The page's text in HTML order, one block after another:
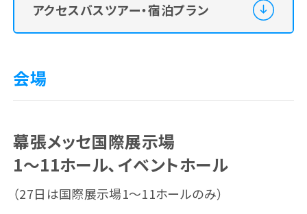
アクセスバスツアー・宿泊プラン
会場
幕張メッセ国際展示場
1～11ホール、イベントホール
（27日は国際展示場1〜11ホールのみ）